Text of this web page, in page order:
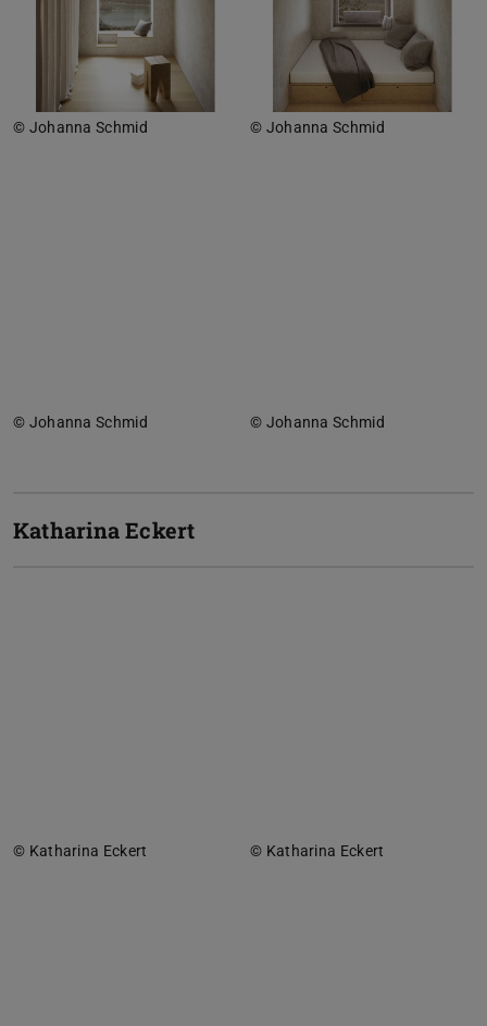
© Johanna Schmid © Johanna Schmid
© Johanna Schmid © Johanna Schmid
Katharina Eckert
© Katharina Eckert © Katharina Eckert